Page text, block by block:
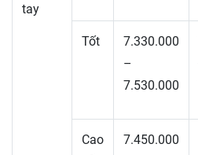
tay
Tốt
7.330.000
–
7.530.000
Cao
7.450.000